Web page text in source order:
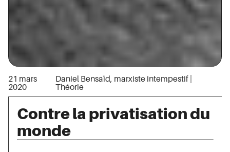
21 mars
2020
Daniel Bensaïd, marxiste intempestif
Théorie
Contre la privatisation du
monde